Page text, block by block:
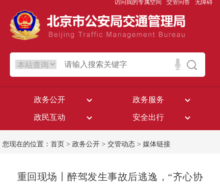
访问我的专属空间 交管问答 无障碍
政务公开 政务服务
政民互动 安全出行
您现在的位置： 首页 > 政务公开 > 交管动态 > 媒体链接
重回现场丨醉驾发生事故后逃逸，“齐心协